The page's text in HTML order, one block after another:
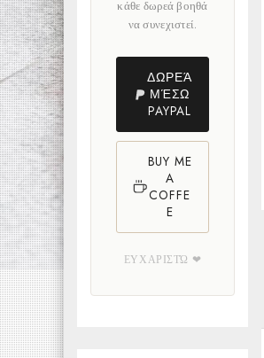
κάθε δωρεά βοηθά
να συνεχιστεί.
ΔΩΡΕΆ
ΜΈΣΩ
PAYPAL
BUY ME
A
COFFE
E
ΕΥΧΑΡΙΣΤΏ ❤